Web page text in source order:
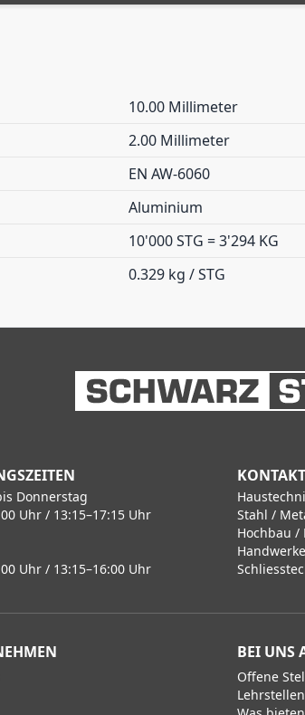
10.00 Millimeter
2.00 Millimeter
EN AW-6060
Aluminium
10'000 STG = 3'294 KG
0.329 kg / STG
Donnerstag
Uhr / 13:15–17:15 Uhr
Uhr / 13:15–16:00 Uhr
KONTAKT
Stahl /
Hochbau /
BEI UNS
Offene
Lehrstellen